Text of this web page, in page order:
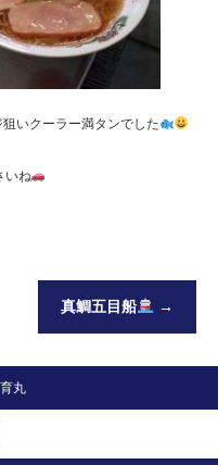
いクーラー満タンでした
いね
真鯛五目船 →
丸